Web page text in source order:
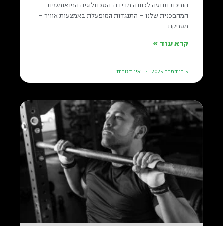
הופכת תנועה לכוונה מדידה. הטכנולוגיה הפנאומטית
המהפכנית שלנו – התנגדות המופעלת באמצעות אוויר –
מספקת
קרא עוד »
5 בנובמבר 2025 אין תגובות